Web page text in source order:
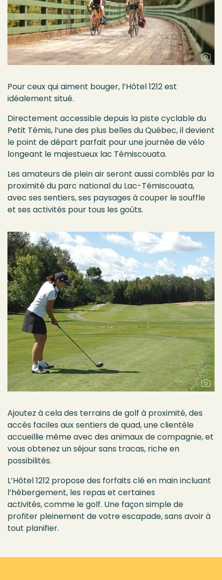
Pour ceux qui aiment bouger, l’Hôtel 1212 est
idéalement situé.
Directement accessible depuis la piste cyclable du
Petit Témis, l’une des plus belles du Québec, il devient
le point de départ parfait pour une journée de vélo
longeant le majestueux lac Témiscouata.
Les amateurs de plein air seront aussi comblés par la
proximité du parc national du Lac-Témiscouata,
avec ses sentiers, ses paysages à couper le souffle
et ses activités pour tous les goûts.
Ajoutez à cela des terrains de golf à proximité, des
accès faciles aux sentiers de quad, une clientèle
accueillie même avec des animaux de compagnie, et
vous obtenez un séjour sans tracas, riche en
possibilités.
L’Hôtel 1212 propose des forfaits clé en main incluant
l’hébergement, les repas et certaines
activités, comme le golf. Une façon simple de
profiter pleinement de votre escapade, sans avoir à
tout planifier.